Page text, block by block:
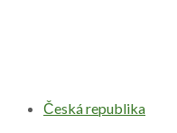
Česká republika